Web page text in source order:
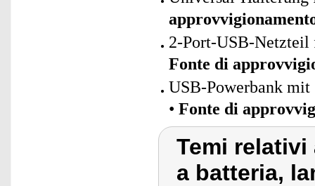
2-Port-USB-Netzteil
Fonte di
USB-Powerbank
• Fonte di
Temi relativi
a batteria,